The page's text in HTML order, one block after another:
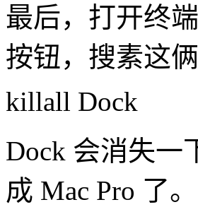
最后，打开终
按钮，搜素这
killall Dock
Dock 会消失一
成 Mac Pro 了